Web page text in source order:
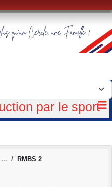
par le sport
RMBS 2